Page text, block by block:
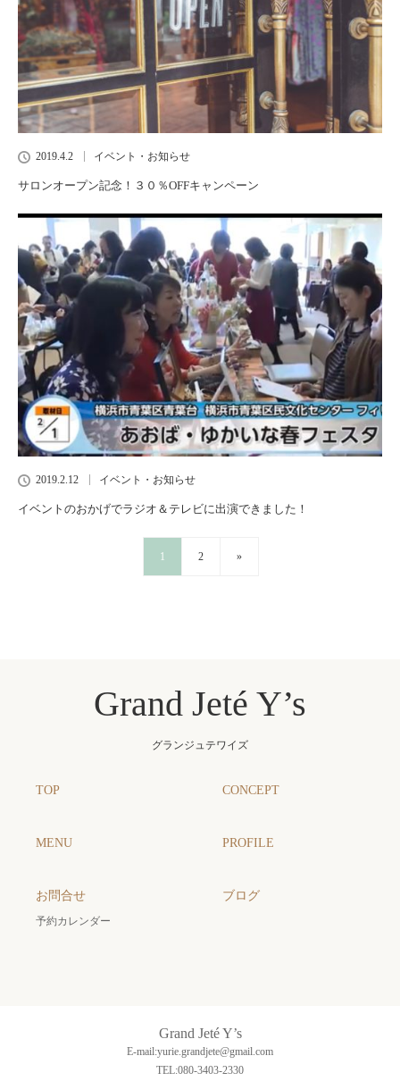
2019.4.2 イベント・お知らせ
サロンオープン記念！３０％OFFキャンペーン
2019.2.12 イベント・お知らせ
イベントのおかげでラジオ＆テレビに出演できました！
1 2 »
Grand Jeté Y’s
グランジュテワイズ
TOP CONCEPT
MENU PROFILE
お問合せ
予約カレンダー
ブログ
Grand Jeté Y’s
E-mail:yurie.grandjete@gmail.com
TEL:080-3403-2330